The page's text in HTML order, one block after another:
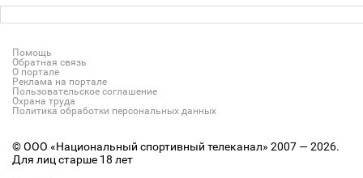
Помощь
Обратная связь
О портале
Реклама на портале
Пользовательское соглашение
Охрана труда
Политика обработки персональных данных
© ООО «Национальный спортивный телеканал» 2007 — 2026.
Для лиц старше 18 лет